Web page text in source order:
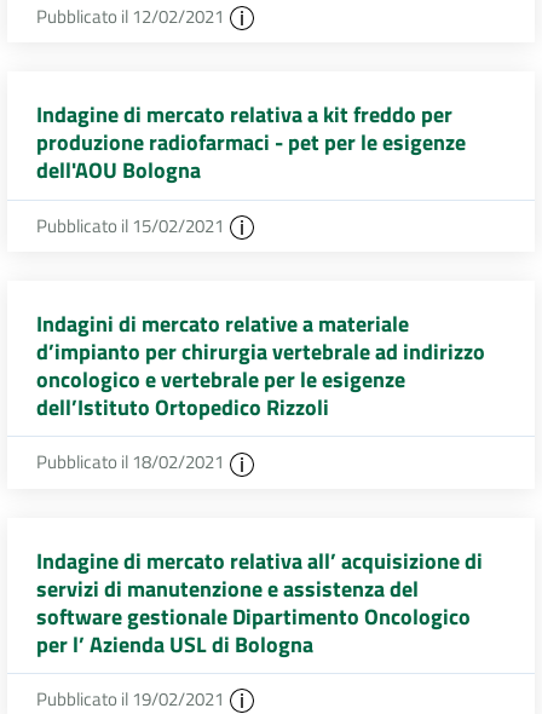
Pubblicato il 12/02/2021
Indagine di mercato relativa a kit freddo per
produzione radiofarmaci - pet per le esigenze
dell'AOU Bologna
Pubblicato il 15/02/2021
Indagini di mercato relative a materiale
d’impianto per chirurgia vertebrale ad indirizzo
oncologico e vertebrale per le esigenze
dell’Istituto Ortopedico Rizzoli
Pubblicato il 18/02/2021
Indagine di mercato relativa all’ acquisizione di
servizi di manutenzione e assistenza del
software gestionale Dipartimento Oncologico
per l’ Azienda USL di Bologna
Pubblicato il 19/02/2021